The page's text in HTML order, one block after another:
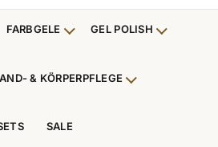
anzeigen
Gel anzeigen
FARBGELE Untermenü Farbgele
GEL POLISH
Tips & Zubehör anzeigen
Skintrix anzeigen
& KÖRPERPFLEGE Untermenü
anzeigenanzeigen
SALE